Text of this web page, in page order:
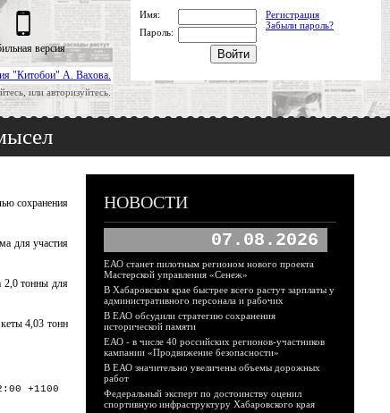
"Китобои" А. Вахова.
или авторизуйтесь.
версия
Имя:
Регистрация
Забыли пароль?
Пароль:
сохранения
для участия
2,0 тонны для
4,03 тонн
+1100
НОВОСТИ
07.08.2026
ЕАО станет пилотным регионом нового проекта
Мастерской управления «Сенеж»
В Хабаровском крае быстрее всего растут зарплаты у
административного персонала и рабочих
В ЕАО обсудили стратегию сохранения
исторической памяти
ЕАО - в числе 40 российских регионов-участников
кампании «Продвижение безопасности»
В ЕАО значительно увеличены объемы дорожных
работ
Федеральный эксперт по достоинству оценил
спортивную инфраструктуру Хабаровского края